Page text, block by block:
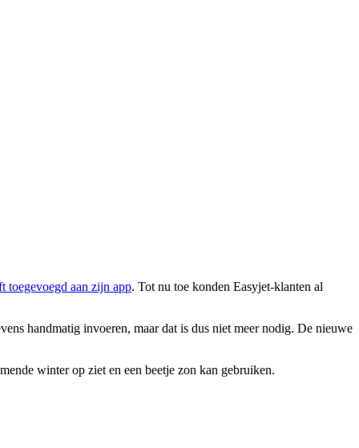
toegevoegd aan zijn app. Tot nu toe konden Easyjet-klanten al
handmatig invoeren, maar dat is dus niet meer nodig. De nieuwe
winter op ziet en een beetje zon kan gebruiken.